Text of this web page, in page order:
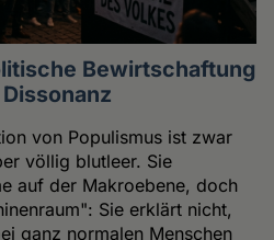
Bewirtschaftung
von Populismus ist zwar
völlig blutleer. Sie
auf der Makroebene, doch
Sie erklärt nicht,
ganz normalen Menschen